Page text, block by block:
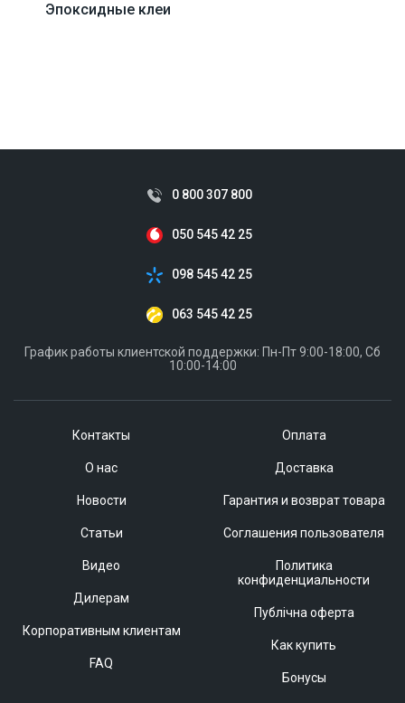
Эпоксидные клеи
Контакты
О нас
Новости
Статьи
Видео
Дилерам
Корпоративным клиентам
FAQ
Оплата
Доставка
Гарантия и возврат товара
Соглашения пользователя
Политика
конфиденциальности
Публічна оферта
Как купить
Бонусы
0 800 307 800
050 545 42 25
098 545 42 25
063 545 42 25
График работы клиентской поддержки: Пн-Пт 9:00-18:00, Сб
10:00-14:00